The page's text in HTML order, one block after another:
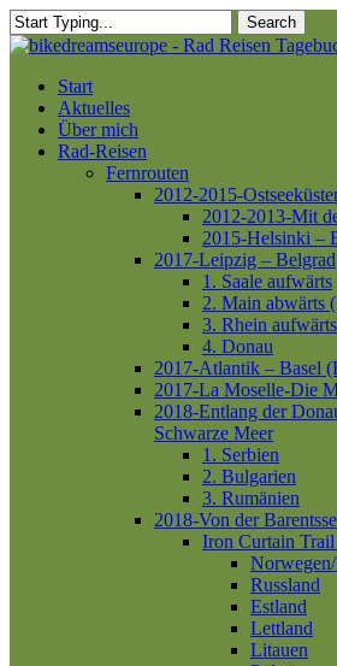
Skip
to
content
Search
Close
Menu
Start
Aktuelles
Über mich
Rad-Reisen
Fernrouten
2012-2015-
2012-2013-Mit
2015-Helsinki –
2017-Leipzig – Belgrad
1. Saale aufwärts
2. Main abwärts
3. Rhein
4. Donau
2017-Atlantik – Basel
2017-La Moselle-Die
2018-Entlang der
Schwarze Meer
1. Serbien
2. Bulgarien
3. Rumänien
2018-Von der
Iron Curtain
Russland
Estland
Lettland
Litauen